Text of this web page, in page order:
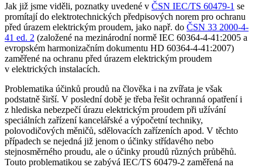
Jak již jsme viděli, poznatky uvedené v ČSN IEC/TS 60479-1 se
promítají do elektrotechnických předpisových norem pro ochranu
před úrazem elektrickým proudem, jako např. do ČSN 33 2000-4-
41 ed. 2 (založené na mezinárodní normě IEC 60364-4-41:2005 a
evropském harmonizačním dokumentu HD 60364-4-41:2007)
zaměřené na ochranu před úrazem elektrickým proudem
v elektrických instalacích.
Problematika účinků proudů na člověka i na zvířata je však
podstatně širší. V poslední době je třeba řešit ochranná opatření i
z hlediska nebezpečí úrazu elektrickým proudem při užívání
speciálních zařízení kancelářské a výpočetní techniky,
polovodičových měničů, sdělovacích zařízeních apod. V těchto
případech se nejedná již jenom o účinky střídavého nebo
stejnosměrného proudu, ale o účinky proudů různých průběhů.
Touto problematikou se zabývá IEC/TS 60479-2 zaměřená na